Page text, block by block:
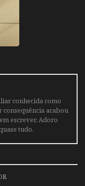
conhecida como
acabou
escrever. Adoro
tudo.